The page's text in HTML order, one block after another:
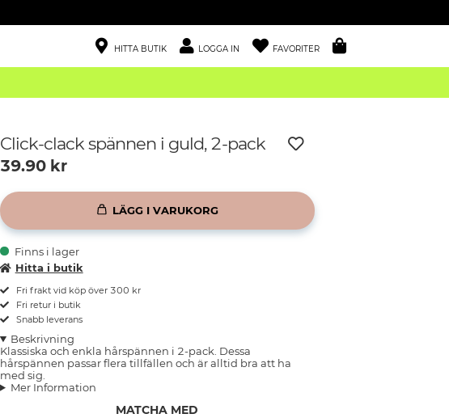
HITTA BUTIK LOGGA IN FAVORITER
Click-clack spännen i guld, 2-pack
39.90kr
LÄGG I VARUKORG
Finns i lager
Hitta i butik
Fri frakt vid köp över 300 kr
Fri retur i butik
Snabb leverans
Beskrivning
Klassiska och enkla hårspännen i 2-pack. Dessa
hårspännen passar flera tillfällen och är alltid bra att ha
med sig.
Mer Information
MATCHA MED